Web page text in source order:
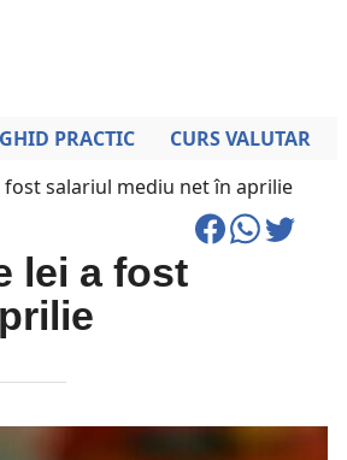
GHID PRACTIC
CURS VALUTAR
fost salariul mediu net în aprilie
lei a fost